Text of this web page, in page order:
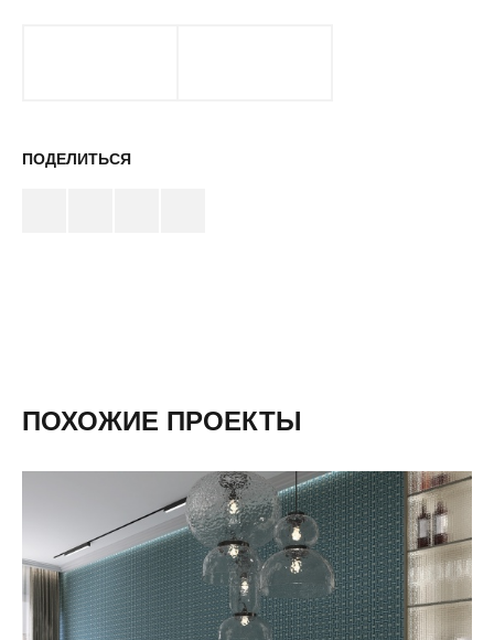
ПОДЕЛИТЬСЯ
ПОХОЖИЕ ПРОЕКТЫ